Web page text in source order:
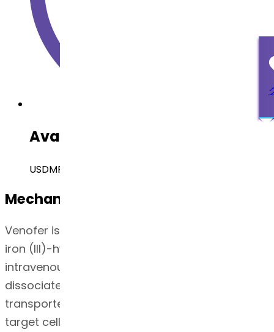
Available Regulatory Filing
USDMF, Brazil DMF
Mechanism of Action
Venofer is an aqueous complex of poly-nuclear
iron (III)-hydroxide in sucrose. Following
intravenous administration, Venofer is
dissociated into iron and sucrose and the iron is
transported as a complex with transferrin to
target cells including erythroid precursor cells.